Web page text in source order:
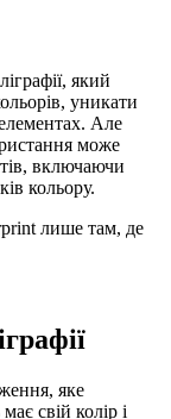
який
уникати
Але
може
включаючи
кольору.
лише там, де
яке
свій колір і